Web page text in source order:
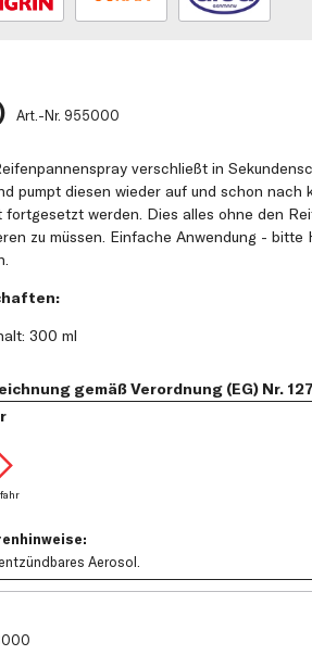
Art.-Nr. 955000
verschließt in
pumpt diesen wieder auf und schon nach
fortgesetzt werden. Dies alles ohne den
zu müssen. Einfache Anwendung - bitte
300 ml
gemäß Verordnung (EG) Nr.
Aerosol.